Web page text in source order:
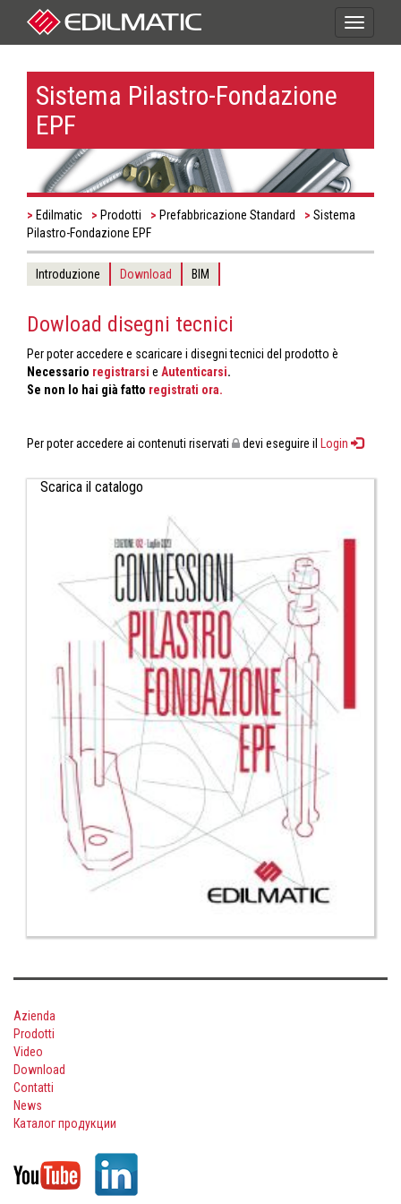
Toggle
Sistema Pilastro-Fondazione
EPF
Edilmatic Prodotti Prefabbricazione Standard
Sistema
Pilastro-Fondazione EPF
Introduzione Download BIM
Dowload disegni tecnici
Per poter accedere e scaricare i disegni tecnici del prodotto è
Necessario registrarsi e Autenticarsi.
Se non lo hai già fatto registrati ora.
Per poter accedere ai contenuti riservati devi eseguire il Login
Scarica il catalogo
Azienda
Prodotti
Video
Download
Contatti
News
Каталог продукции